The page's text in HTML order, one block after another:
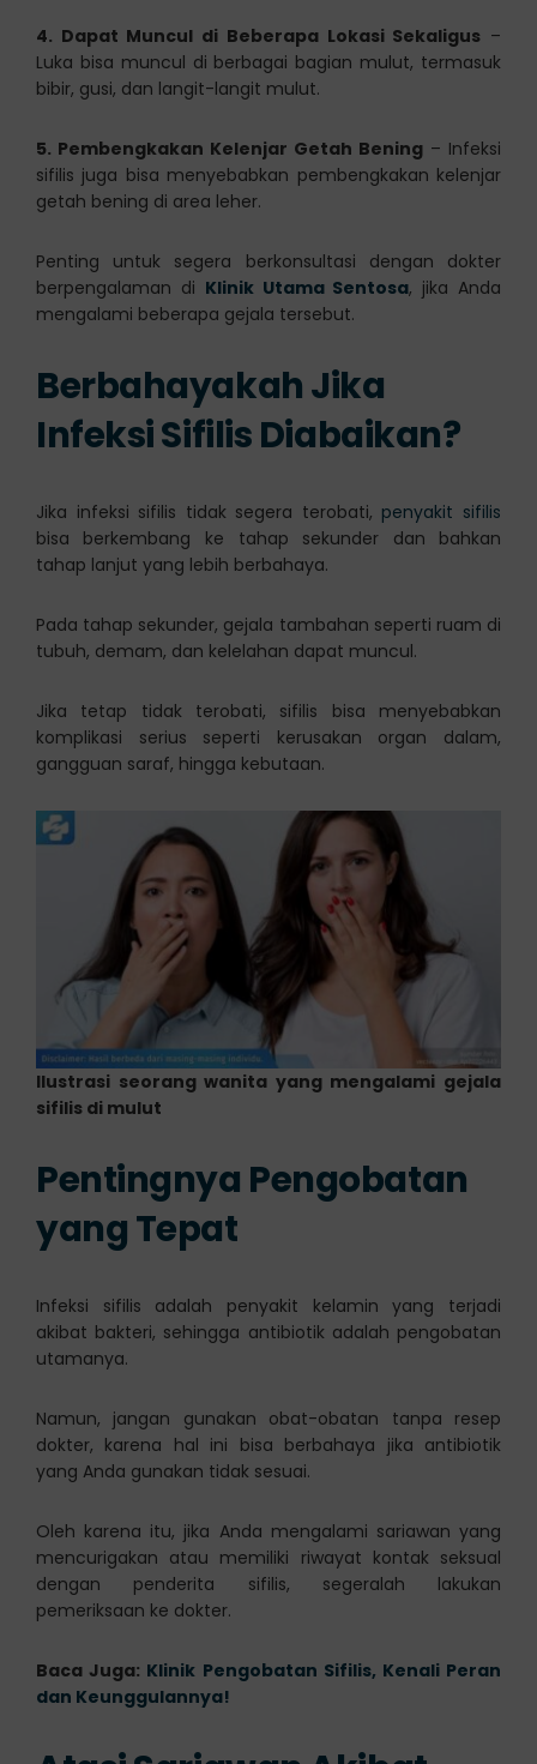
4. Dapat Muncul di Beberapa Lokasi Sekaligus –
Luka bisa muncul di berbagai bagian mulut, termasuk
bibir, gusi, dan langit-langit mulut.
5. Pembengkakan Kelenjar Getah Bening – Infeksi
sifilis juga bisa menyebabkan pembengkakan kelenjar
getah bening di area leher.
Penting untuk segera berkonsultasi dengan dokter
berpengalaman di Klinik Utama Sentosa, jika Anda
mengalami beberapa gejala tersebut.
Berbahayakah Jika
Infeksi Sifilis Diabaikan?
Jika infeksi sifilis tidak segera terobati, penyakit sifilis
bisa berkembang ke tahap sekunder dan bahkan
tahap lanjut yang lebih berbahaya.
Pada tahap sekunder, gejala tambahan seperti ruam di
tubuh, demam, dan kelelahan dapat muncul.
Jika tetap tidak terobati, sifilis bisa menyebabkan
komplikasi serius seperti kerusakan organ dalam,
gangguan saraf, hingga kebutaan.
Ilustrasi seorang wanita yang mengalami gejala
sifilis di mulut
Pentingnya Pengobatan
yang Tepat
Infeksi sifilis adalah penyakit kelamin yang terjadi
akibat bakteri, sehingga antibiotik adalah pengobatan
utamanya.
Namun, jangan gunakan obat-obatan tanpa resep
dokter, karena hal ini bisa berbahaya jika antibiotik
yang Anda gunakan tidak sesuai.
Oleh karena itu, jika Anda mengalami sariawan yang
mencurigakan atau memiliki riwayat kontak seksual
dengan penderita sifilis, segeralah lakukan
pemeriksaan ke dokter.
Baca Juga: Klinik Pengobatan Sifilis, Kenali Peran
dan Keunggulannya!